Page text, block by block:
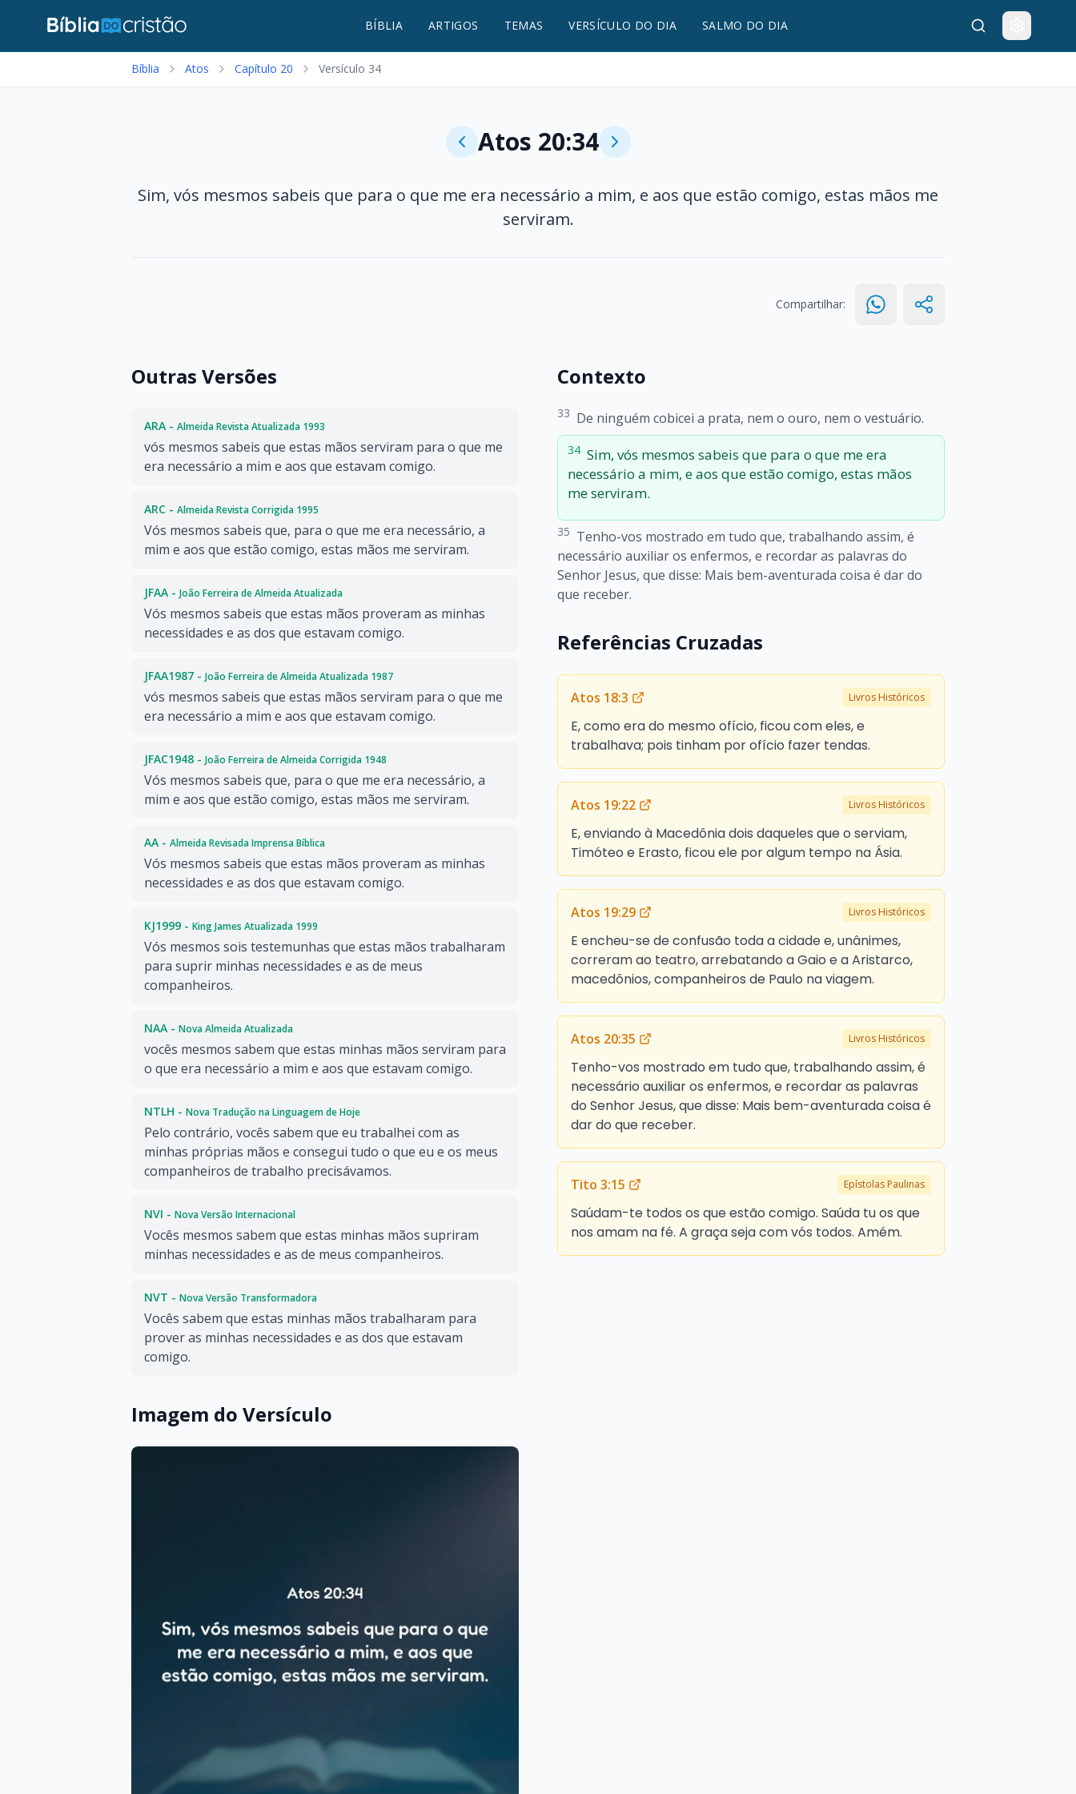
BÍBLIA ARTIGOS TEMAS VERSÍCULO DO DIA SALMO DO DIA
Bíblia Atos Capítulo 20 Versículo 34
Atos 20:34
Sim, vós mesmos sabeis que para o que me era necessário a mim, e aos que estão comigo, estas mãos me
serviram.
Compartilhar:
Outras Versões
ARA - Almeida Revista Atualizada 1993
vós mesmos sabeis que estas mãos serviram para o que me
era necessário a mim e aos que estavam comigo.
ARC - Almeida Revista Corrigida 1995
Vós mesmos sabeis que, para o que me era necessário, a
mim e aos que estão comigo, estas mãos me serviram.
JFAA - João Ferreira de Almeida Atualizada
Vós mesmos sabeis que estas mãos proveram as minhas
necessidades e as dos que estavam comigo.
JFAA1987 - João Ferreira de Almeida Atualizada 1987
vós mesmos sabeis que estas mãos serviram para o que me
era necessário a mim e aos que estavam comigo.
JFAC1948 - João Ferreira de Almeida Corrigida 1948
Vós mesmos sabeis que, para o que me era necessário, a
mim e aos que estão comigo, estas mãos me serviram.
AA - Almeida Revisada Imprensa Bíblica
Vós mesmos sabeis que estas mãos proveram as minhas
necessidades e as dos que estavam comigo.
KJ1999 - King James Atualizada 1999
Vós mesmos sois testemunhas que estas mãos trabalharam
para suprir minhas necessidades e as de meus
companheiros.
NAA - Nova Almeida Atualizada
vocês mesmos sabem que estas minhas mãos serviram para
o que era necessário a mim e aos que estavam comigo.
NTLH - Nova Tradução na Linguagem de Hoje
Pelo contrário, vocês sabem que eu trabalhei com as
minhas próprias mãos e consegui tudo o que eu e os meus
companheiros de trabalho precisávamos.
NVI - Nova Versão Internacional
Vocês mesmos sabem que estas minhas mãos supriram
minhas necessidades e as de meus companheiros.
NVT - Nova Versão Transformadora
Vocês sabem que estas minhas mãos trabalharam para
prover as minhas necessidades e as dos que estavam
comigo.
Imagem do Versículo
Contexto
33 De ninguém cobicei a prata, nem o ouro, nem o vestuário.
34 Sim, vós mesmos sabeis que para o que me era
necessário a mim, e aos que estão comigo, estas mãos
me serviram.
35 Tenho-vos mostrado em tudo que, trabalhando assim, é
necessário auxiliar os enfermos, e recordar as palavras do
Senhor Jesus, que disse: Mais bem-aventurada coisa é dar do
que receber.
Referências Cruzadas
Atos 18:3 Livros Históricos
E, como era do mesmo ofício, ficou com eles, e
trabalhava; pois tinham por ofício fazer tendas.
Atos 19:22 Livros Históricos
E, enviando à Macedônia dois daqueles que o serviam,
Timóteo e Erasto, ficou ele por algum tempo na Ásia.
Atos 19:29 Livros Históricos
E encheu-se de confusão toda a cidade e, unânimes,
correram ao teatro, arrebatando a Gaio e a Aristarco,
macedônios, companheiros de Paulo na viagem.
Atos 20:35 Livros Históricos
Tenho-vos mostrado em tudo que, trabalhando assim, é
necessário auxiliar os enfermos, e recordar as palavras
do Senhor Jesus, que disse: Mais bem-aventurada coisa é
dar do que receber.
Tito 3:15 Epístolas Paulinas
Saúdam-te todos os que estão comigo. Saúda tu os que
nos amam na fé. A graça seja com vós todos. Amém.